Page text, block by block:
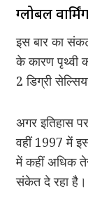
ग्लोबल
इस बार का
के कारण पृथ्वी
2 डिग्री
अगर इतिहास
वहीं 1997 में
में कहीं अधिक
संकेत दे रहा है।